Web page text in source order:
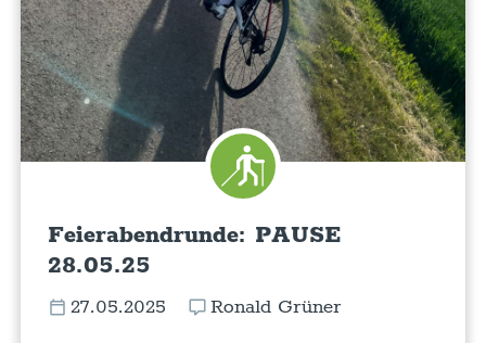
Feierabendrunde: PAUSE
28.05.25
27.05.2025 Ronald Grüner